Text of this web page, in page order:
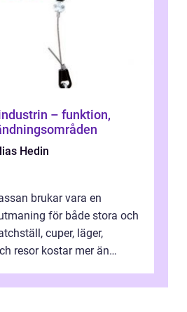
– funktion,
Hedin
brukar vara en
för både stora och
cuper, läger,
resor kostar mer än